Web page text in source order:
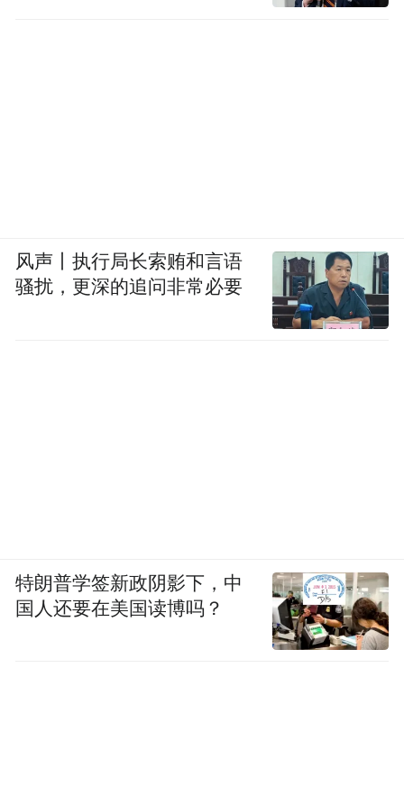
风声丨执行局长索贿和言语
骚扰，更深的追问非常必要
特朗普学签新政阴影下，中
国人还要在美国读博吗？